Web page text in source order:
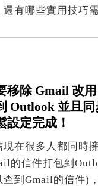
還有哪些實用技巧
移除 Gmail 改
Outlook 並且
設定完成！
現在很多人都同時
的信件打包到
查到Gmail的信件)